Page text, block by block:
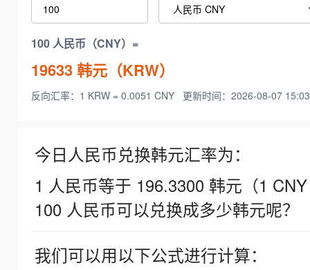
100 人民币（CNY）=
19633韩元（KRW）
反向汇率：1 KRW = 0.0051 CNY 更新时间：2026-08-07
今日人民币兑换韩元汇率为：
1 人民币等于 196.3300 韩元（1
100 人民币可以兑换成多少韩元呢？
我们可以用以下公式进行计算：